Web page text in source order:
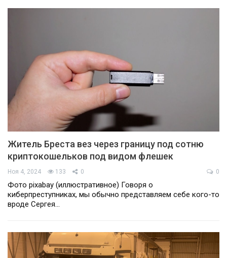
Житель Бреста вез через границу под сотню
криптокошельков под видом флешек
Ноя 4, 2024 133 0 0
Фото pixabay (иллюстративное) Говоря о
киберпреступниках, мы обычно представляем себе кого-то
вроде Сергея…